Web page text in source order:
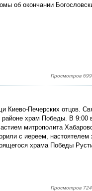
об окончании
Просмотров 699
Киево-Печерских отцов.
храм Победы. В 9:00
митрополита
с иереем, настоятелем
храма Победы
Просмотров 724